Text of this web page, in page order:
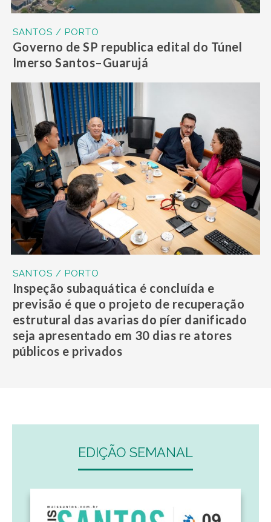
SANTOS / PORTO
Governo de SP republica edital do Túnel
Imerso Santos–Guarujá
SANTOS / PORTO
Inspeção subaquática é concluída e
previsão é que o projeto de recuperação
estrutural das avarias do píer danificado
seja apresentado em 30 dias re atores
públicos e privados
EDIÇÃO SEMANAL